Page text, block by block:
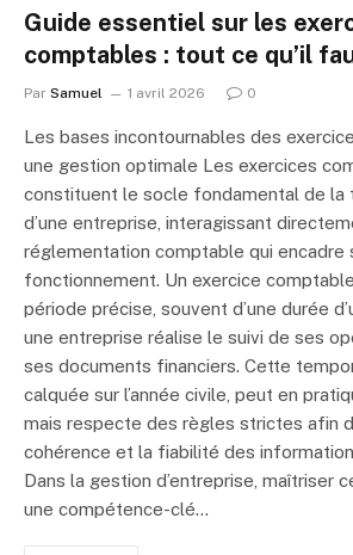
Guide essentiel sur les
comptables : tout ce qu’il
Par Samuel 1 avril 2026 0
Les bases incontournables des
une gestion optimale Les exercices
constituent le socle fondamental de la
d’une entreprise, interagissant
réglementation comptable qui encadre
fonctionnement. Un exercice
période précise, souvent d’une durée
une entreprise réalise le suivi de ses
ses documents financiers. Cette
calquée sur l’année civile, peut en
mais respecte des règles strictes afin
cohérence et la fiabilité des
Dans la gestion d’entreprise, maîtriser
une compétence-clé…